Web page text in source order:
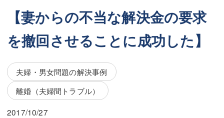
酒井 博之
坂本 陽一
三平 隆史
吉元 優仁
酒井 博之
坂本 陽一
三平 隆史
吉元 優仁
【妻からの不当な解決金の要求
を撤回させることに成功した】
夫婦・男女問題の解決事例
離婚（夫婦間トラブル）
2017/10/27